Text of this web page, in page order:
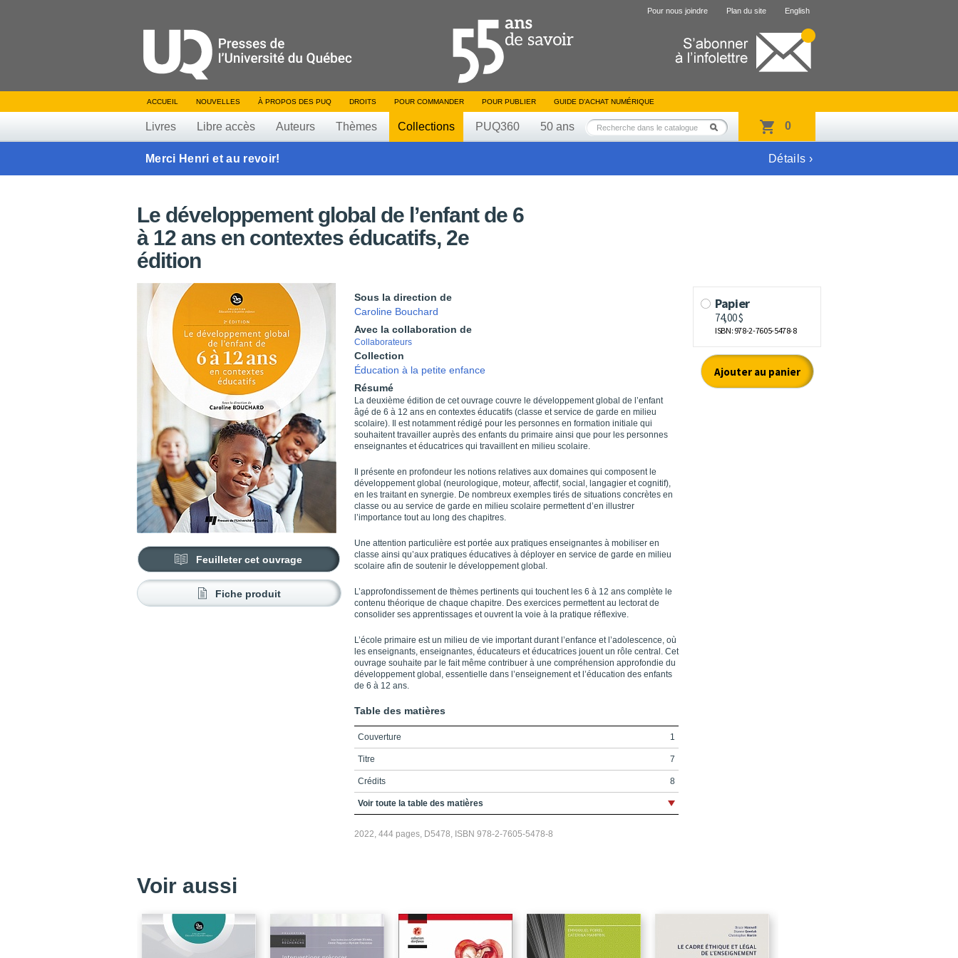
Pour nous joindre Plan du site English
ACCUEIL NOUVELLES À PROPOS DES PUQ DROITS POUR COMMANDER POUR PUBLIER GUIDE D’ACHAT NUMÉRIQUE
Livres Libre accès Auteurs Thèmes Collections PUQ360 50 ans 0
Merci Henri et au revoir! Détails ›
Le développement global de l’enfant de 6
à 12 ans en contextes éducatifs, 2e
édition
Feuilleter cet ouvrage
Fiche produit
Sous la direction de
Caroline Bouchard
Avec la collaboration de
Collaborateurs
Collection
Éducation à la petite enfance
Résumé
La deuxième édition de cet ouvrage couvre le développement global de l’enfant
âgé de 6 à 12 ans en contextes éducatifs (classe et service de garde en milieu
scolaire). Il est notamment rédigé pour les personnes en formation initiale qui
souhaitent travailler auprès des enfants du primaire ainsi que pour les personnes
enseignantes et éducatrices qui travaillent en milieu scolaire.
Il présente en profondeur les notions relatives aux domaines qui composent le
développement global (neurologique, moteur, affectif, social, langagier et cognitif),
en les traitant en synergie. De nombreux exemples tirés de situations concrètes en
classe ou au service de garde en milieu scolaire permettent d’en illustrer
l’importance tout au long des chapitres.
Une attention particulière est portée aux pratiques enseignantes à mobiliser en
classe ainsi qu’aux pratiques éducatives à déployer en service de garde en milieu
scolaire afin de soutenir le développement global.
L’approfondissement de thèmes pertinents qui touchent les 6 à 12 ans complète le
contenu théorique de chaque chapitre. Des exercices permettent au lectorat de
consolider ses apprentissages et ouvrent la voie à la pratique réflexive.
L’école primaire est un milieu de vie important durant l’enfance et l’adolescence, où
les enseignants, enseignantes, éducateurs et éducatrices jouent un rôle central. Cet
ouvrage souhaite par le fait même contribuer à une compréhension approfondie du
développement global, essentielle dans l’enseignement et l’éducation des enfants
de 6 à 12 ans.
Table des matières
Couverture 1
Titre 7
Crédits 8
Remerciements 9
Liste des sigles et acronymes 19
Introduction
Voir toute la table des matières
2022, 444 pages, D5478, ISBN 978-2-7605-5478-8
Voir aussi